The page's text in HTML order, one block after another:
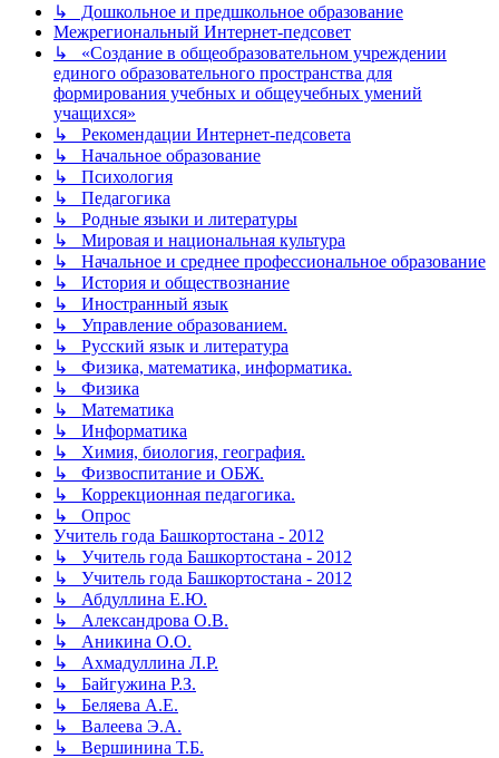
↳ Дошкольное и предшкольное образование
Межрегиональный Интернет-педсовет
↳ «Создание в общеобразовательном учреждении
единого образовательного пространства для
формирования учебных и общеучебных умений
учащихся»
↳ Рекомендации Интернет-педсовета
↳ Начальное образование
↳ Психология
↳ Педагогика
↳ Родные языки и литературы
↳ Мировая и национальная культура
↳ Начальное и среднее профессиональное образование
↳ История и обществознание
↳ Иностранный язык
↳ Управление образованием.
↳ Русский язык и литература
↳ Физика, математика, информатика.
↳ Физика
↳ Математика
↳ Информатика
↳ Химия, биология, география.
↳ Физвоспитание и ОБЖ.
↳ Коррекционная педагогика.
↳ Опрос
Учитель года Башкортостана - 2012
↳ Учитель года Башкортостана - 2012
↳ Учитель года Башкортостана - 2012
↳ Абдуллина Е.Ю.
↳ Александрова О.В.
↳ Аникина О.О.
↳ Ахмадуллина Л.Р.
↳ Байгужина Р.З.
↳ Беляева А.Е.
↳ Валеева Э.А.
↳ Вершинина Т.Б.